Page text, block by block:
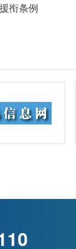
衔条例